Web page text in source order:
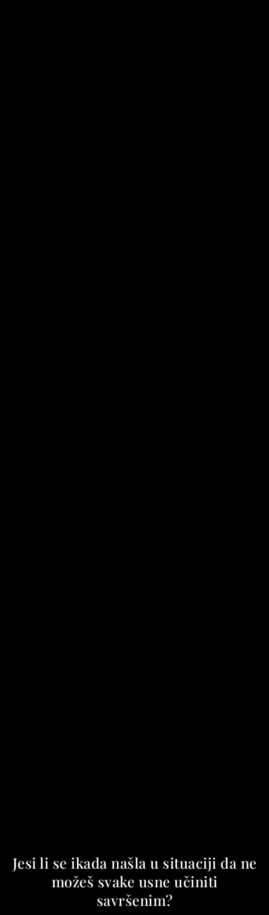
Jesi li se ikada našla u situaciji da ne
možeš svake usne učiniti
savršenim?